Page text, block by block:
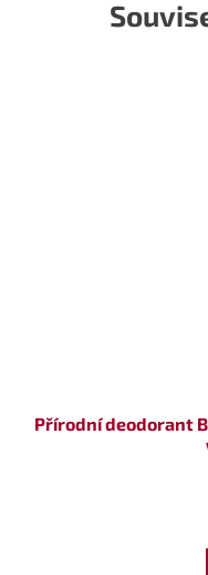
Přírodní deodorant